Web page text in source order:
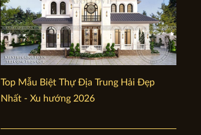
Top Mẫu Biệt Thự Địa Trung Hải Đẹp
Nhất - Xu hướng 2026